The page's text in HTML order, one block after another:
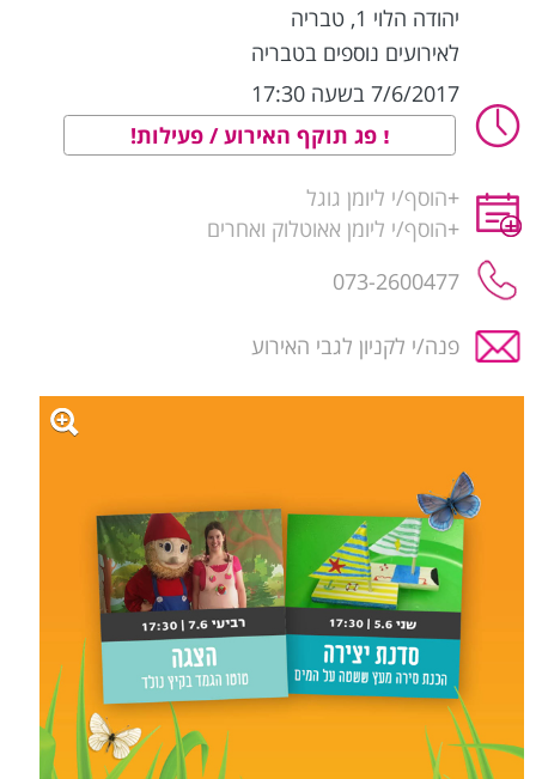
יהודה הלוי 1 , טבריה
לאירועים נוספים בטבריה
7/6/2017 בשעה 17:30
פג תוקף האירוע / פעילות!
+הוסף/י ליומן גוגל
+הוסף/י ליומן אאוטלוק ואחרים
073-2600477
פנה/י לקניון לגבי האירוע